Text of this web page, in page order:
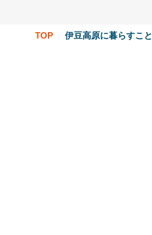
TOP 伊豆高原に暮らすこと